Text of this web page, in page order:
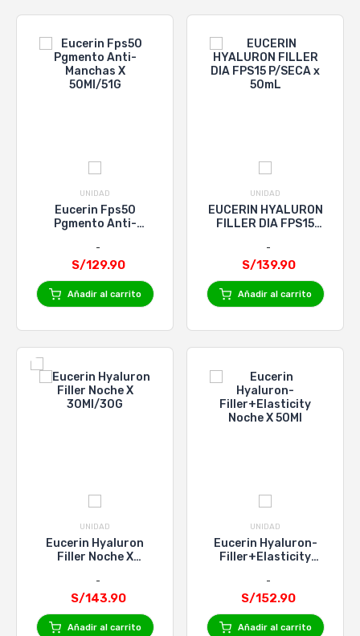
UNIDAD
Eucerin Fps50
Pgmento Anti-
S/129.90
Añadir al carrito
UNIDAD
EUCERIN HYALURON
FILLER DIA FPS15
S/139.90
Añadir al carrito
UNIDAD
Eucerin Hyaluron
Filler Noche X
S/143.90
Añadir al carrito
UNIDAD
Eucerin Hyaluron-
Filler+Elasticity
S/152.90
Añadir al carrito